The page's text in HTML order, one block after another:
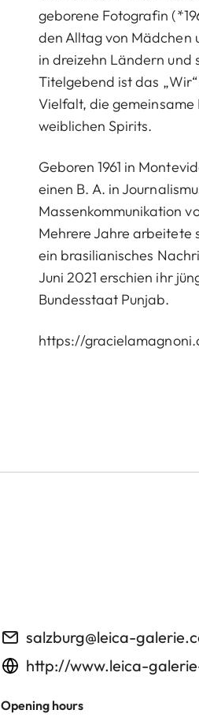
geborene Fotografin
den Alltag von Mädchen
in dreizehn Ländern und
Titelgebend ist das
Vielfalt, die gemeinsame
weiblichen Spirits.
Geboren 1961 in
einen B. A. in
Massenkommunikation
Mehrere Jahre arbeitete
ein brasilianisches
Juni 2021 erschien ihr
Bundesstaat Punjab.
https://
salzburg@leica-
http://www.leica-
Opening hours